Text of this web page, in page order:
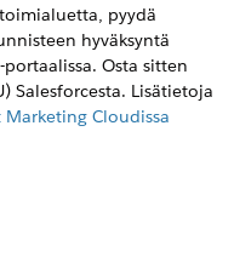
pyydä
hyväksyntä
Osta sitten
Salesforcesta. Lisätietoja
Cloudissa
toimialue, koska
Voit myös
Kun olet